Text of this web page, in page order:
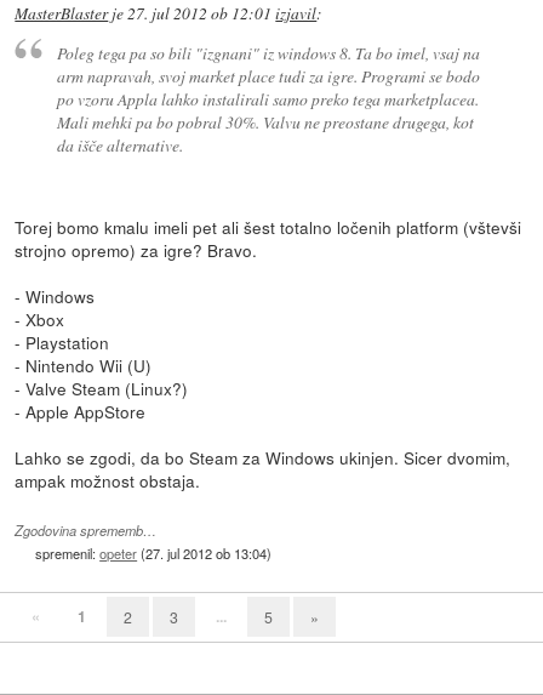
MasterBlasterje27. jul 2012 ob 12:01 izjavil:
Poleg tega pa so bili "izgnani" iz windows 8. Ta bo imel, vsaj na
arm napravah, svoj market place tudi za igre. Programi se bodo
po vzoru Appla lahko instalirali samo preko tega marketplacea.
Mali mehki pa bo pobral 30%. Valvu ne preostane drugega, kot
da išče alternative.
Torej bomo kmalu imeli pet ali šest totalno ločenih platform (vštevši
strojno opremo) za igre? Bravo.
- Windows
- Xbox
- Playstation
- Nintendo Wii (U)
- Valve Steam (Linux?)
- Apple AppStore
Lahko se zgodi, da bo Steam za Windows ukinjen. Sicer dvomim,
ampak možnost obstaja.
Zgodovina sprememb…
spremenil:opeter(27. jul 2012 ob 13:04)
« 1 2 3 ... 5 »